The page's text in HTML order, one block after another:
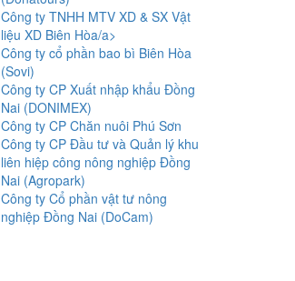
Công ty TNHH MTV XD & SX Vật
liệu XD Biên Hòa/a>
Công ty cổ phần bao bì Biên Hòa
(Sovi)
Công ty CP Xuất nhập khẩu Đồng
Nai (DONIMEX)
Công ty CP Chăn nuôi Phú Sơn
Công ty CP Đầu tư và Quản lý khu
liên hiệp công nông nghiệp Đồng
Nai (Agropark)
Công ty Cổ phần vật tư nông
nghiệp Đồng Nai (DoCam)